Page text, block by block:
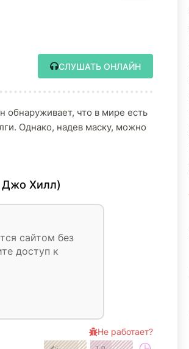
СЛУШАТЬ ОНЛАЙН
обнаруживает, что в мире есть
Однако, надев маску, можно
Джо Хилл)
сайтом без
доступ к
Не работает?